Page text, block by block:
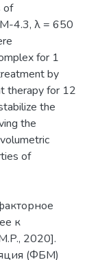
of
4.3, λ = 650
for 1
by
therapy for 12
the
the
of
к
2020].
(ФБМ)